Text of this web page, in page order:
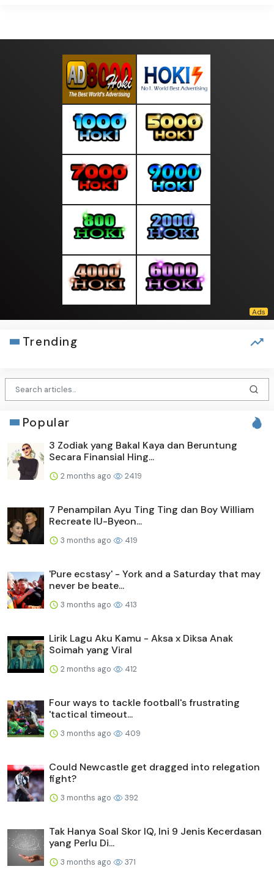
Trending
Popular
3 Zodiak yang Bakal Kaya dan Beruntung
Secara Finansial Hing...
2 months ago 2419
7 Penampilan Ayu Ting Ting dan Boy William
Recreate IU-Byeon...
3 months ago 419
'Pure ecstasy' - York and a Saturday that may
never be beate...
3 months ago 413
Lirik Lagu Aku Kamu - Aksa x Diksa Anak
Soimah yang Viral
2 months ago 412
Four ways to tackle football's frustrating
'tactical timeout...
3 months ago 409
Could Newcastle get dragged into relegation
fight?
3 months ago 392
Tak Hanya Soal Skor IQ, Ini 9 Jenis Kecerdasan
yang Perlu Di...
3 months ago 371